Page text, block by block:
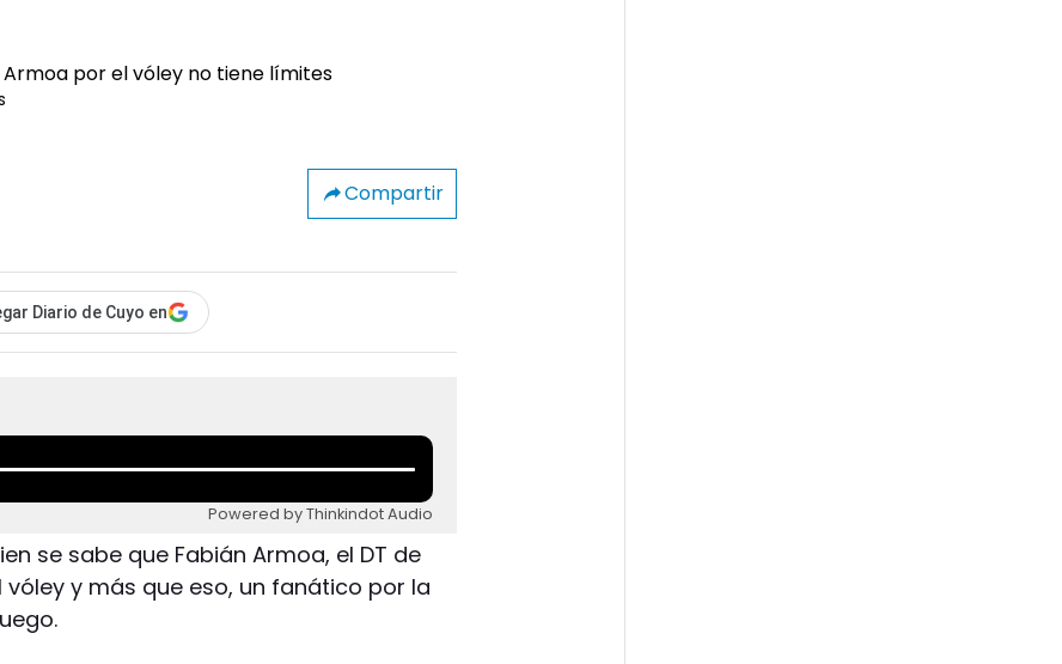
Compartir
Diario de Cuyo en
Powered by Thinkindot Audio
se sabe que Fabián Armoa, el DT de
vóley y más que eso, un fanático por la